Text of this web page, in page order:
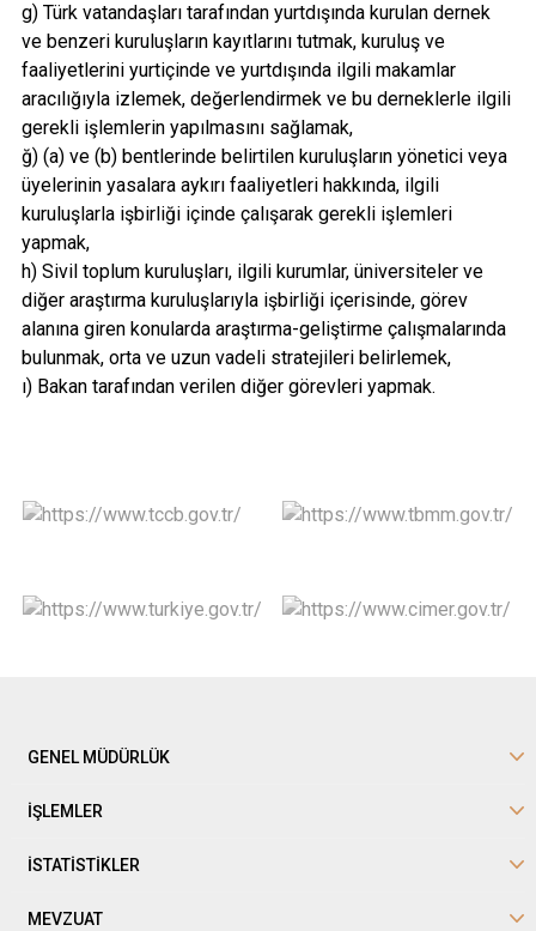
g) Türk vatandaşları tarafından yurtdışında kurulan dernek
ve benzeri kuruluşların kayıtlarını tutmak, kuruluş ve
faaliyetlerini yurtiçinde ve yurtdışında ilgili makamlar
aracılığıyla izlemek, değerlendirmek ve bu derneklerle ilgili
gerekli işlemlerin yapılmasını sağlamak,
ğ) (a) ve (b) bentlerinde belirtilen kuruluşların yönetici veya
üyelerinin yasalara aykırı faaliyetleri hakkında, ilgili
kuruluşlarla işbirliği içinde çalışarak gerekli işlemleri
yapmak,
h) Sivil toplum kuruluşları, ilgili kurumlar, üniversiteler ve
diğer araştırma kuruluşlarıyla işbirliği içerisinde, görev
alanına giren konularda araştırma-geliştirme çalışmalarında
bulunmak, orta ve uzun vadeli stratejileri belirlemek,
ı) Bakan tarafından verilen diğer görevleri yapmak.
GENEL MÜDÜRLÜK
İŞLEMLER
İSTATİSTİKLER
MEVZUAT